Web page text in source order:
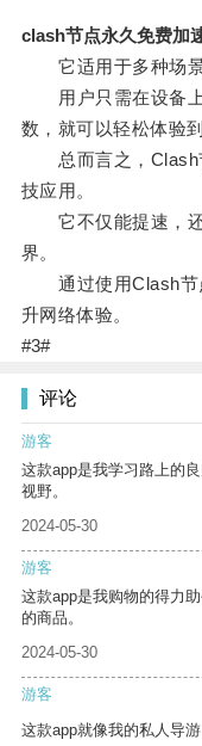
clash节点永久免费加
它适用于多种场景
用户只需在设备上
数，就可以轻松体验
总而言之，Clash
技应用。
它不仅能提速，还
界。
通过使用Clash节
升网络体验。
#3#
评论
游客
这款app是我学习路上的
视野。
2024-05-30
游客
这款app是我购物的得力
的商品。
2024-05-30
游客
这款app就像我的私人导